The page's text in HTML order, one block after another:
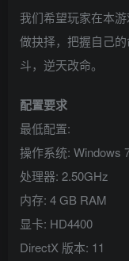
我们希望玩家在本
做抉择，把握自己
斗，逆天改命。
配置要求
最低配置:
操作系统: Windows
处理器: 2.50GHz
内存: 4 GB RAM
显卡: HD4400
DirectX 版本: 11